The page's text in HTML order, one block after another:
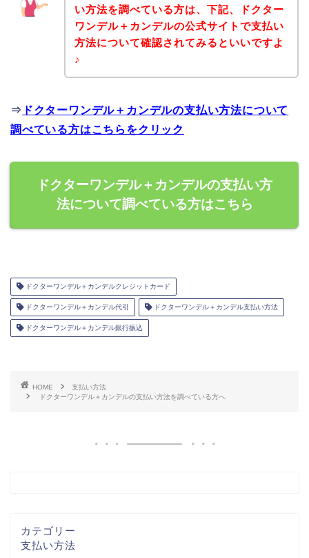
い方法を調べている方は、下記、ドクター
ワンデル＋カンデルの公式サイトで支払い
方法について確認されてみるといいですよ
♪
⇒ ドクターワンデル＋カンデルの支払い方法について
調べている方はこちらをクリック
ドクターワンデル＋カンデルの支払い方
法について調べている方はこちら
ドクターワンデル＋カンデルクレジットカード
ドクターワンデル＋カンデル代引 ドクターワンデル＋カンデル支払い方法
ドクターワンデル＋カンデル銀行振込
HOME
支払い方法
ドクターワンデル＋カンデルの支払い方法を調べている方へ
カテゴリー
支払い方法